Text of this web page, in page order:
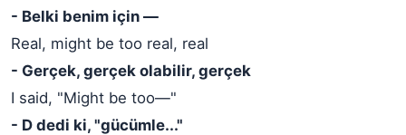
- Belki benim için —
Real, might be too real, real
- Gerçek, gerçek olabilir, gerçek
I said, "Might be too—"
- D dedi ki, "gücümle..."